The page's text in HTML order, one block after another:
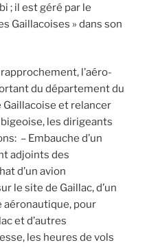
; il est géré par le
Gaillacoises » dans son
l’aéro-
du département du
Gaillacoise et relancer
les dirigeants
– Embauche d’un
adjoints des
d’un avion
le site de Gaillac, d’un
aéronautique, pour
et d’autres
les heures de vols